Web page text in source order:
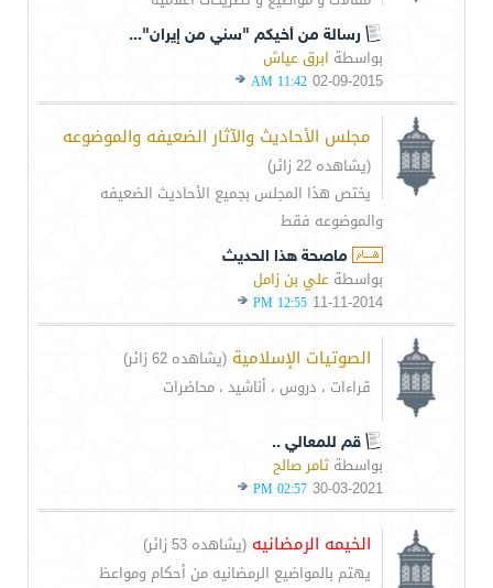
رسالة من أخيكم "سني من إيران"...
بواسطة ابرق عياش
02-09-2015
11:42 AM
مجلس الأحاديث والآثار الضعيفه والموضوعه
(يشاهده 22 زائر)
يختص هذا المجلس بجميع الأحاديث الضعيفه
والموضوعه فقط
ماصحة هذا الحديث
بواسطة علي بن زامل
11-11-2014
12:55 PM
الصوتيات الإسلامية (يشاهده 62 زائر)
قراءات ، دروس ، أناشيد ، محاضرات
قم للمعالي ..
بواسطة ثامر صالح
30-03-2021
02:57 PM
الخيمه الرمضانيه (يشاهده 53 زائر)
يهتم بالمواضيع الرمضانيه من أحكام ومواعظ